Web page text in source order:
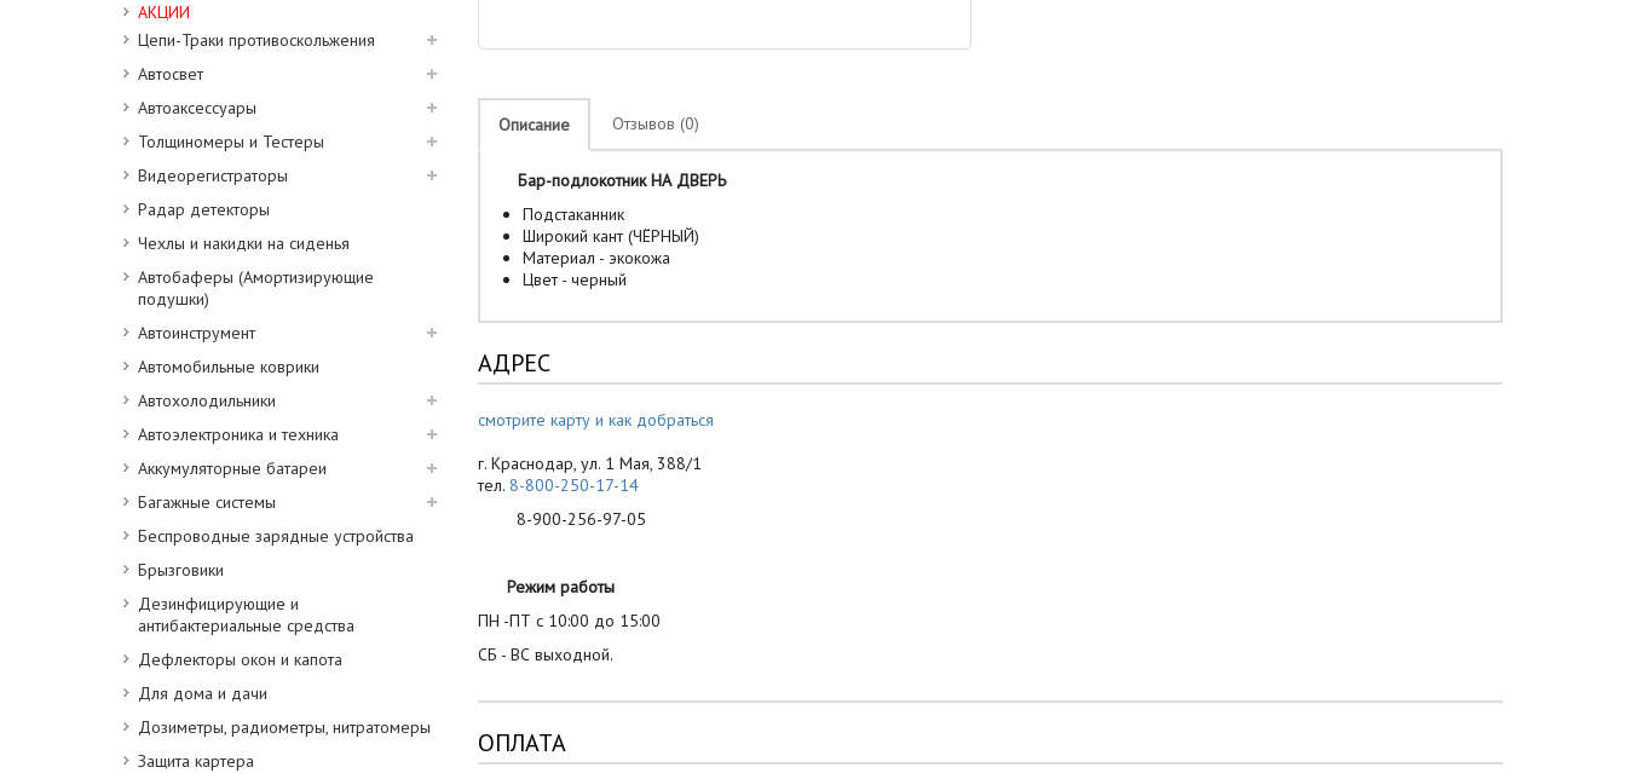
АКЦИИ
Цепи-Траки противоскольжения
Автосвет
Автоаксессуары
Толщиномеры и Тестеры
Видеорегистраторы
Радар детекторы
Чехлы и накидки на сиденья
Автобаферы (Амортизирующие
подушки)
Автоинструмент
Автомобильные коврики
Автохолодильники
Автоэлектроника и техника
Аккумуляторные батареи
Багажные системы
Беспроводные зарядные устройства
Брызговики
Дезинфицирующие и
антибактериальные средства
Дефлекторы окон и капота
Для дома и дачи
Дозиметры, радиометры, нитратомеры
Защита картера
Описание Отзывов (0)
Бар-подлокотник НА ДВЕРЬ
Подстаканник
Широкий кант (ЧЁРНЫЙ)
Материал - экокожа
Цвет - черный
АДРЕС
смотрите карту и как добраться
г. Краснодар, ул. 1 Мая, 388/1
тел. 8-800-250-17-14
8-900-256-97-05
Режим работы
ПН -ПТ с 10:00 до 15:00
СБ - ВС выходной.
ОПЛАТА